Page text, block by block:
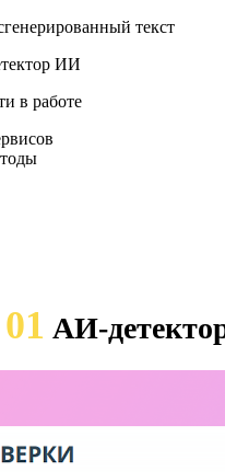
текст
ИИ
в работе
01 АИ-